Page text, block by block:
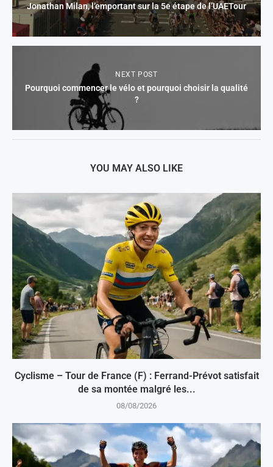
Jonathan Milan, l’emportant sur la 5e étape de l’UAETour
NEXT POST
Pourquoi commencer le vélo et pourquoi choisir la qualité
?
YOU MAY ALSO LIKE
Cyclisme – Tour de France (F) : Ferrand-Prévot satisfait
de sa montée malgré les...
08/08/2026